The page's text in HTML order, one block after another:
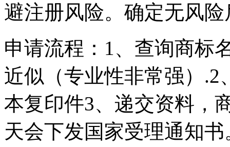
避注册风险。确定无风
申请流程：1、查询商标
近似（专业性非常强）
本复印件3、递交资料，
天会下发国家受理通知